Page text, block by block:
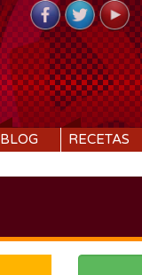
BLOG RECETAS